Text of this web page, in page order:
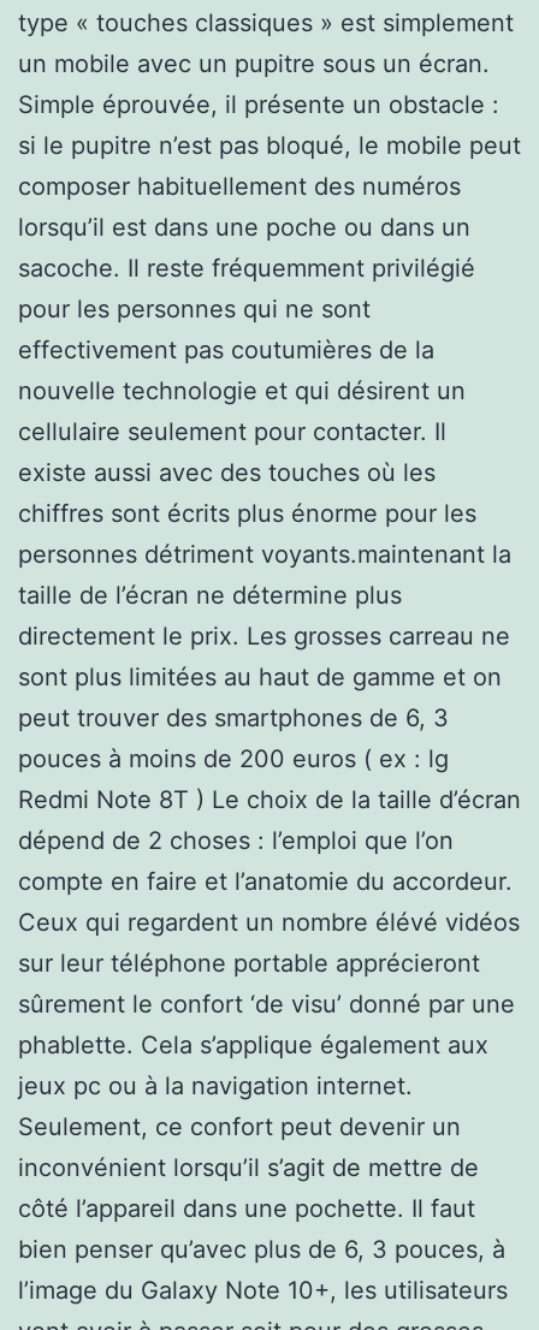
type « touches classiques » est simplement
un mobile avec un pupitre sous un écran.
Simple éprouvée, il présente un obstacle :
si le pupitre n’est pas bloqué, le mobile peut
composer habituellement des numéros
lorsqu’il est dans une poche ou dans un
sacoche. Il reste fréquemment privilégié
pour les personnes qui ne sont
effectivement pas coutumières de la
nouvelle technologie et qui désirent un
cellulaire seulement pour contacter. Il
existe aussi avec des touches où les
chiffres sont écrits plus énorme pour les
personnes détriment voyants.maintenant la
taille de l’écran ne détermine plus
directement le prix. Les grosses carreau ne
sont plus limitées au haut de gamme et on
peut trouver des smartphones de 6, 3
pouces à moins de 200 euros ( ex : lg
Redmi Note 8T ) Le choix de la taille d’écran
dépend de 2 choses : l’emploi que l’on
compte en faire et l’anatomie du accordeur.
Ceux qui regardent un nombre élévé vidéos
sur leur téléphone portable apprécieront
sûrement le confort ‘de visu’ donné par une
phablette. Cela s’applique également aux
jeux pc ou à la navigation internet.
Seulement, ce confort peut devenir un
inconvénient lorsqu’il s’agit de mettre de
côté l’appareil dans une pochette. Il faut
bien penser qu’avec plus de 6, 3 pouces, à
l’image du Galaxy Note 10+, les utilisateurs